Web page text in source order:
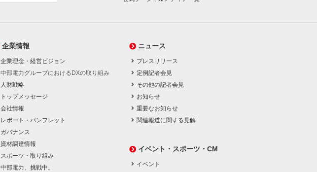
企業情報
企業理念・経営ビジョン
中部電力グループにおけるDXの取り組み
人財戦略
トップメッセージ
会社情報
レポート・パンフレット
ガバナンス
資材調達情報
スポーツ・取り組み
中部電力、挑戦中。
ニュース
プレスリリース
定例記者会見
その他の記者会見
お知らせ
重要なお知らせ
関連報道に関する見解
イベント・スポーツ・CM
イベント